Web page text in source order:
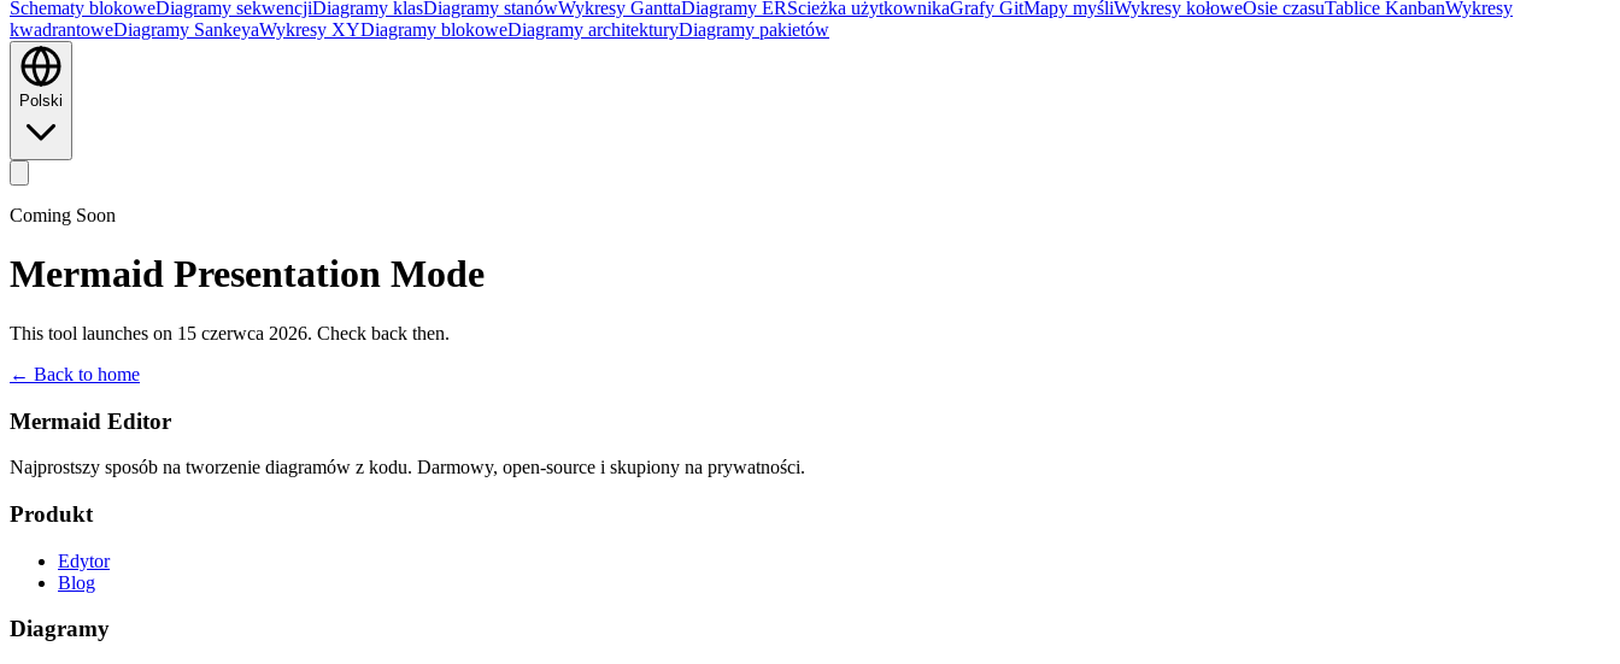
Schematy blokoweDiagramy sekwencjiDiagramy klasDiagramy stanówWykresy GanttaDiagramy ERŚcieżka użytkownikaGrafy GitMapy myśliWykresy kołoweOsie czasuTablice KanbanWykresy
kwadrantoweDiagramy SankeyaWykresy XYDiagramy blokoweDiagramy architekturyDiagramy pakietów
Polski
Coming Soon
Mermaid Presentation Mode
This tool launches on 15 czerwca 2026. Check back then.
← Back to home
Mermaid Editor
Najprostszy sposób na tworzenie diagramów z kodu. Darmowy, open-source i skupiony na prywatności.
Produkt
Edytor
Blog
Diagramy